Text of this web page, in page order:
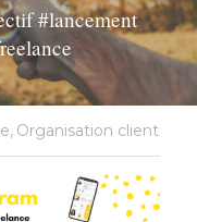
#lancement
Organisation client